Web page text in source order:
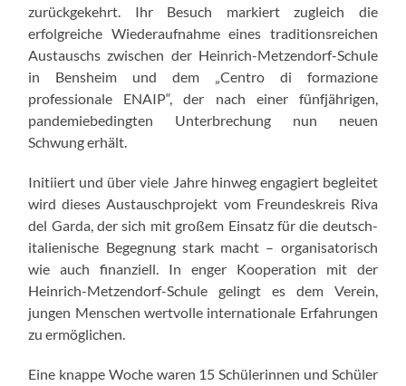
zurückgekehrt. Ihr Besuch markiert zugleich die
erfolgreiche Wiederaufnahme eines traditionsreichen
Austauschs zwischen der Heinrich-Metzendorf-Schule
in Bensheim und dem „Centro di formazione
professionale ENAIP“, der nach einer fünfjährigen,
pandemiebedingten Unterbrechung nun neuen
Schwung erhält.
Initiiert und über viele Jahre hinweg engagiert begleitet
wird dieses Austauschprojekt vom Freundeskreis Riva
del Garda, der sich mit großem Einsatz für die deutsch-
italienische Begegnung stark macht – organisatorisch
wie auch finanziell. In enger Kooperation mit der
Heinrich-Metzendorf-Schule gelingt es dem Verein,
jungen Menschen wertvolle internationale Erfahrungen
zu ermöglichen.
Eine knappe Woche waren 15 Schülerinnen und Schüler